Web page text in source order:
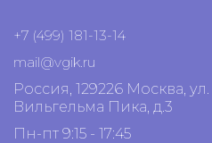
+7 (499) 181-13-14
mail@vgik. ru
Россия, 129226 Москва, ул.
Вильгельма Пика, д.3
Пн-пт 9:15 - 17:45